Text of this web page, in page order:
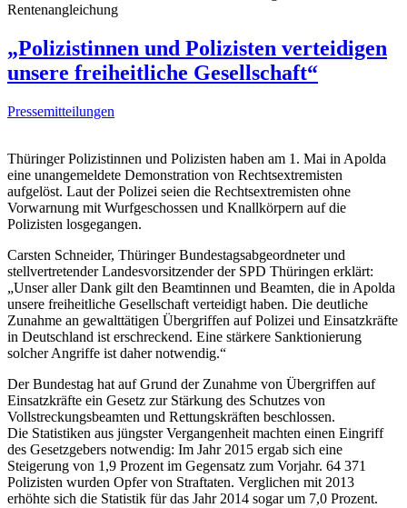
Rentenangleichung
„Polizistinnen und Polizisten verteidigen
unsere freiheitliche Gesellschaft“
Pressemitteilungen
Thüringer Polizistinnen und Polizisten haben am 1. Mai in Apolda
eine unangemeldete Demonstration von Rechtsextremisten
aufgelöst. Laut der Polizei seien die Rechtsextremisten ohne
Vorwarnung mit Wurfgeschossen und Knallkörpern auf die
Polizisten losgegangen.
Carsten Schneider, Thüringer Bundestagsabgeordneter und
stellvertretender Landesvorsitzender der SPD Thüringen erklärt:
„Unser aller Dank gilt den Beamtinnen und Beamten, die in Apolda
unsere freiheitliche Gesellschaft verteidigt haben. Die deutliche
Zunahme an gewalttätigen Übergriffen auf Polizei und Einsatzkräfte
in Deutschland ist erschreckend. Eine stärkere Sanktionierung
solcher Angriffe ist daher notwendig.“
Der Bundestag hat auf Grund der Zunahme von Übergriffen auf
Einsatzkräfte ein Gesetz zur Stärkung des Schutzes von
Vollstreckungsbeamten und Rettungskräften beschlossen.
Die Statistiken aus jüngster Vergangenheit machten einen Eingriff
des Gesetzgebers notwendig: Im Jahr 2015 ergab sich eine
Steigerung von 1,9 Prozent im Gegensatz zum Vorjahr. 64 371
Polizisten wurden Opfer von Straftaten. Verglichen mit 2013
erhöhte sich die Statistik für das Jahr 2014 sogar um 7,0 Prozent.